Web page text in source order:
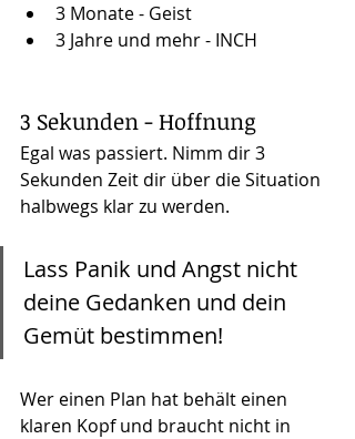
3 Monate - Geist
3 Jahre und mehr - INCH
3 Sekunden - Hoffnung
Egal was passiert. Nimm dir 3
Sekunden Zeit dir über die Situation
halbwegs klar zu werden.
Lass Panik und Angst nicht
deine Gedanken und dein
Gemüt bestimmen!
Wer einen Plan hat behält einen
klaren Kopf und braucht nicht in